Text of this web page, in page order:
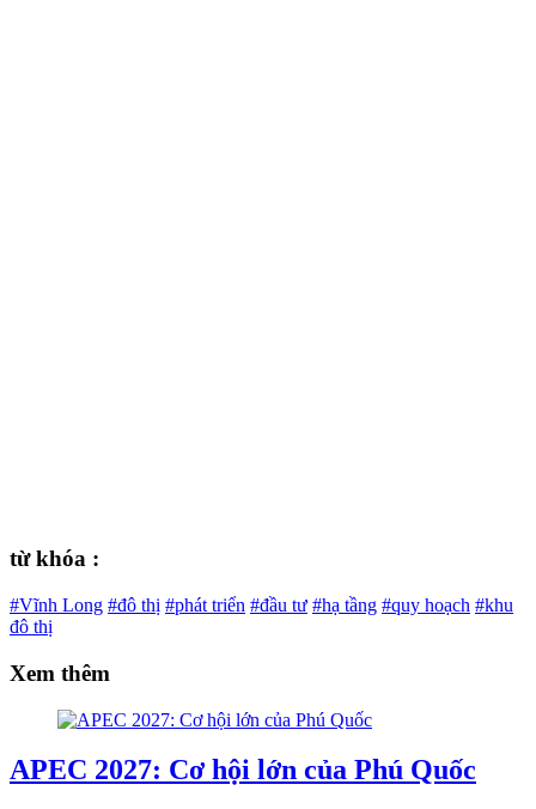
từ khóa :
#Vĩnh Long #đô thị #phát triển #đầu tư #hạ tầng #quy hoạch #khu
đô thị
Xem thêm
APEC 2027: Cơ hội lớn của Phú Quốc